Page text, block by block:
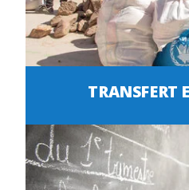
TRANSFERT